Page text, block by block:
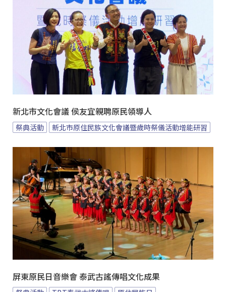
新北市文化會議 侯友宜親聘原民領導人
祭典活動 新北市原住民族文化會議暨歲時祭儀活動增能研習
屏東原民日音樂會 泰武古謠傳唱文化成果